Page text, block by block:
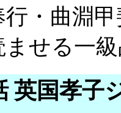
・曲淵甲
ませる一
英国孝子